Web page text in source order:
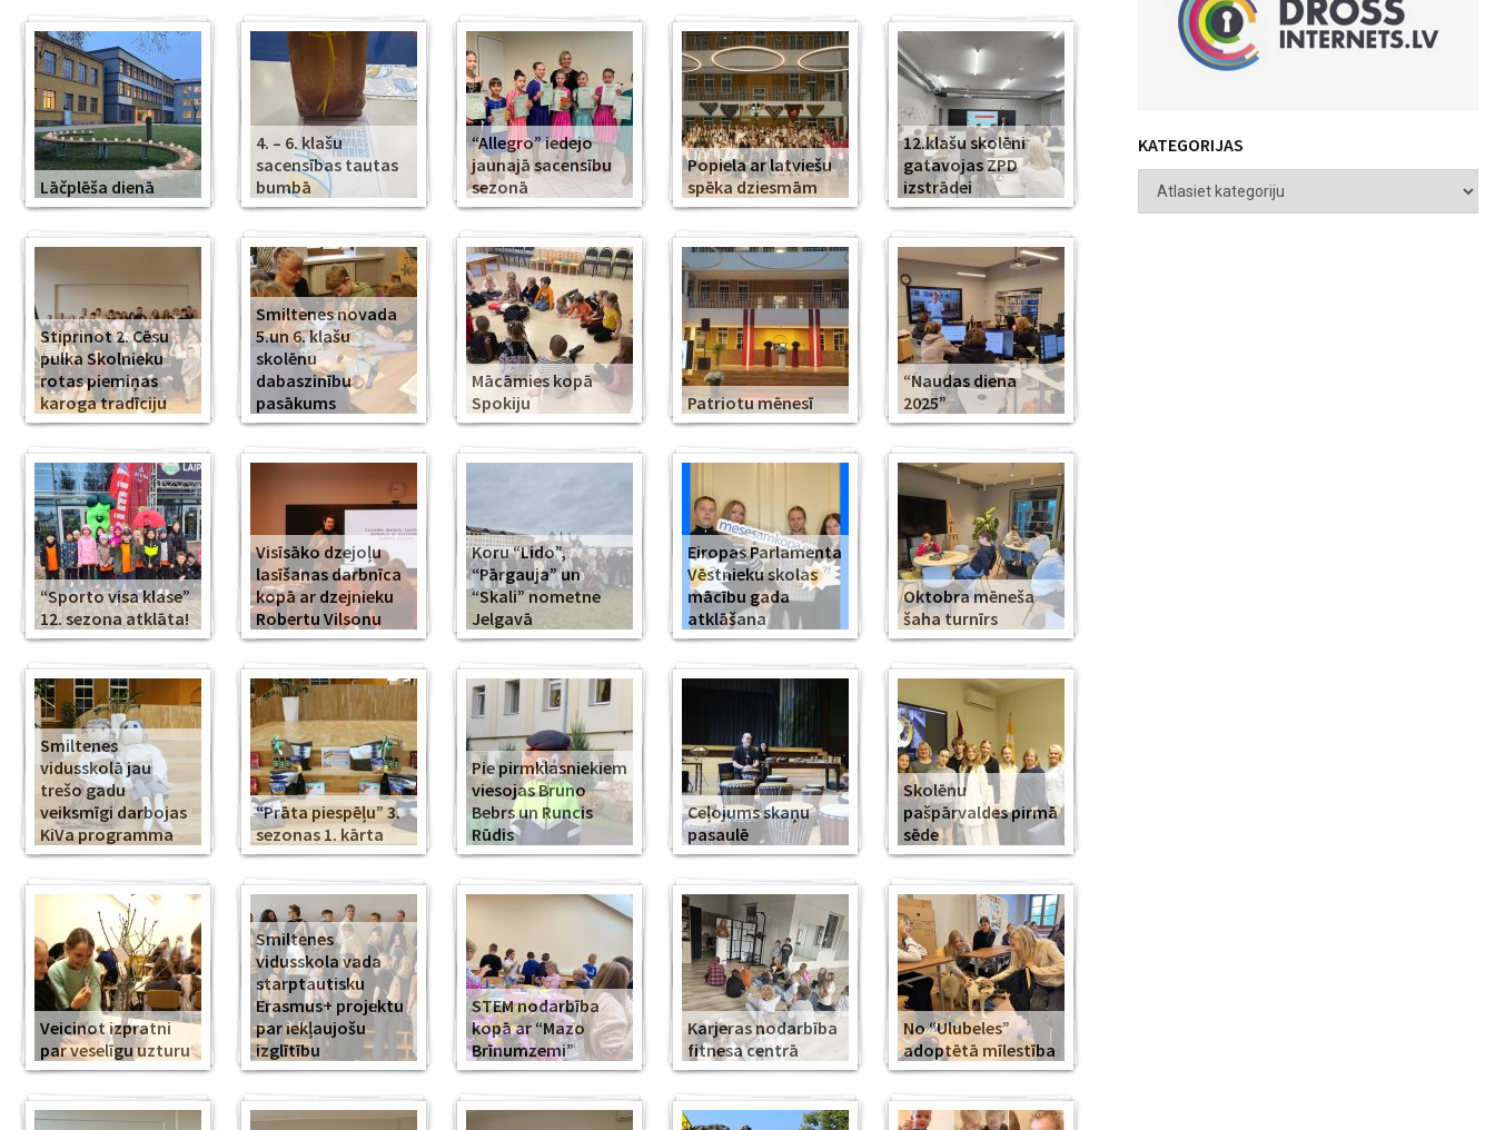
Lāčplēša dienā
4. – 6. klašu
sacensības tautas
bumbā
“Allegro” iedejo
jaunajā sacensību
sezonā
Popiela ar latviešu
spēka dziesmām
12.klašu skolēni
gatavojas ZPD
izstrādei
Stiprinot 2. Cēsu
pulka Skolnieku
rotas piemiņas
karoga tradīciju
Smiltenes novada
5.un 6. klašu
skolēnu
dabaszinību
pasākums
Mācāmies kopā
Spokiju
Patriotu mēnesī
“Naudas diena
2025”
“Sporto visa klase”
12. sezona atklāta!
Visīsāko dzejoļu
lasīšanas darbnīca
kopā ar dzejnieku
Robertu Vilsonu
Koru “Lido”,
“Pārgauja” un
“Skali” nometne
Jelgavā
Eiropas Parlamenta
Vēstnieku skolas
mācību gada
atklāšana
Oktobra mēneša
šaha turnīrs
Smiltenes
vidusskolā jau
trešo gadu
veiksmīgi darbojas
KiVa programma
“Prāta piespēļu” 3.
sezonas 1. kārta
Pie pirmklasniekiem
viesojas Bruno
Bebrs un Runcis
Rūdis
Ceļojums skaņu
pasaulē
Skolēnu
pašpārvaldes pirmā
sēde
Veicinot izpratni
par veselīgu uzturu
Smiltenes
vidusskola vada
starptautisku
Erasmus+ projektu
par iekļaujošu
izglītību
STEM nodarbība
kopā ar “Mazo
Brīnumzemi”
Karjeras nodarbība
fitnesa centrā
No “Ulubeles”
adoptētā mīlestība
KATEGORIJAS